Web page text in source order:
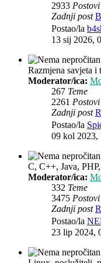
2933 Postovi
Zadnji post
Postao/la
13 sij 2026,
Razmjena savjeta i
Moderator/ica:
267 Teme
2261 Postovi
Zadnji post
Postao/la
09 kol 2023,
C, C++, Java,
Moderator/ica:
332 Teme
3475 Postovi
Zadnji post
Postao/la
23 lip 2024,